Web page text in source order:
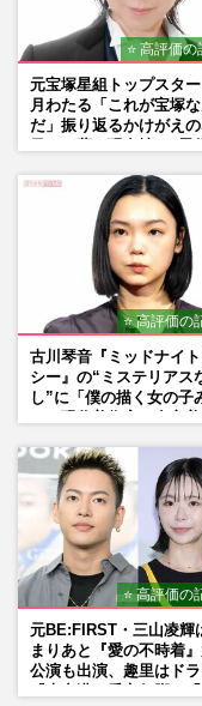
木
た“
週刊女
⭐ 高評価
元宝塚星組トップスタ
月わたる「これが宝塚
だ」振り返るかけがえ
⭐ 高評価の
古川琴音『ミッドナイ
シー』の“ミステリアス
し”に「僕の描く女の子
⭐ 高評価の
元BE:FIRST・三山凌輝
まりあと『愛の不時着
公演も出演、趣里はド